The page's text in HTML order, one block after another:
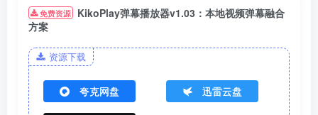
免费资源
KikoPlay弹幕播放器v1.03：本地视频弹幕融合
方案
资源下载
夸克网盘 迅雷云盘